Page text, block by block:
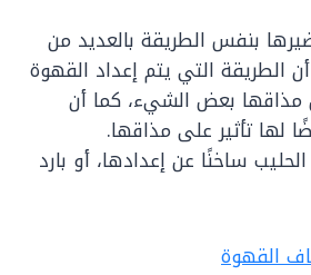
بنفس الطريقة بالعديد من
أن الطريقة التي يتم إعداد القهوة
مذاقها بعض الشيء، كما أن
لها تأثير على مذاقها.
ساخنًا عن إعدادها، أو بارد
القهوة